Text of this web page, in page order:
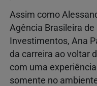
Assim como
Agência Brasileira
Investimentos, Ana
da carreira ao voltar
com uma
somente no